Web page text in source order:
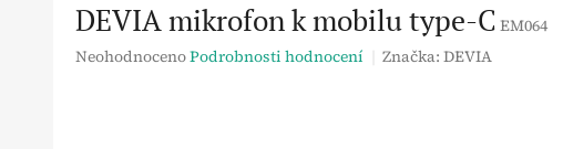
DEVIA mikrofon k mobilu type-C EM064
Průměrné
NeohodnocenoPodrobnosti hodnocení Značka:DEVIA